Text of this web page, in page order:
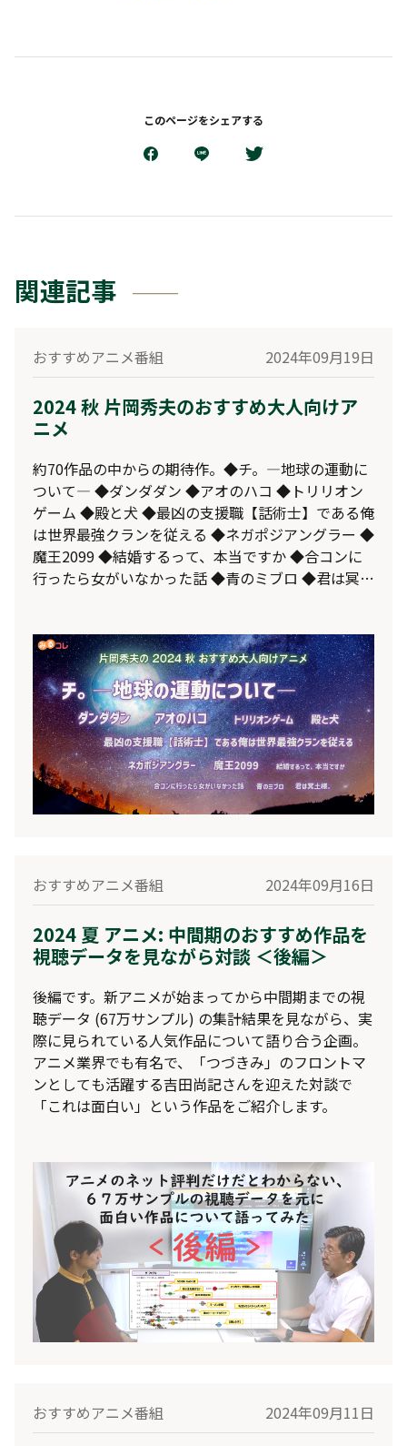
このページをシェアする
関連記事
おすすめアニメ番組 2024年09月19日
2024 秋 片岡秀夫のおすすめ大人向けア
ニメ
約70作品の中からの期待作。◆チ。―地球の運動に
ついて― ◆ダンダダン ◆アオのハコ ◆トリリオン
ゲーム ◆殿と犬 ◆最凶の支援職【話術士】である俺
は世界最強クランを従える ◆ネガポジアングラー ◆
魔王2099 ◆結婚するって、本当ですか ◆合コンに
行ったら女がいなかった話 ◆青のミブロ ◆君は冥土
おすすめアニメ番組 2024年09月16日
2024 夏 アニメ: 中間期のおすすめ作品を
視聴データを見ながら対談 ＜後編＞
後編です。新アニメが始まってから中間期までの視
聴データ (67万サンプル) の集計結果を見ながら、実
際に見られている人気作品について語り合う企画。
アニメ業界でも有名で、「つづきみ」のフロントマ
ンとしても活躍する吉田尚記さんを迎えた対談で
「これは面白い」という作品をご紹介します。
おすすめアニメ番組 2024年09月11日